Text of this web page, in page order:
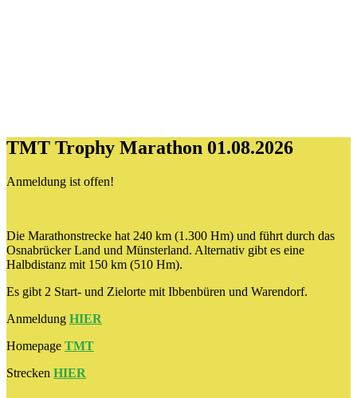
TMT Trophy Marathon 01.08.2026
Anmeldung ist offen!
Die Marathonstrecke hat 240 km (1.300 Hm) und führt durch das
Osnabrücker Land und Münsterland. Alternativ gibt es eine
Halbdistanz mit 150 km (510 Hm).
Es gibt 2 Start- und Zielorte mit Ibbenbüren und Warendorf.
Anmeldung HIER
Homepage TMT
Strecken HIER